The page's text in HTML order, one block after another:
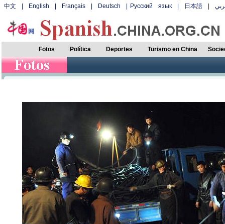
中文 English Français Deutsch Русский язык 日本語
Fotos Política Deportes Turismo en China